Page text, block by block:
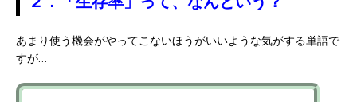
あまり使う機会がやってこないほうがいいような気がする単語で
すが…